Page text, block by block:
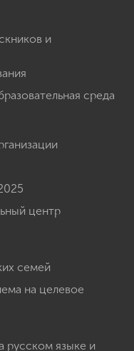
и
среда
центр
семей
на целевое
русском языке и